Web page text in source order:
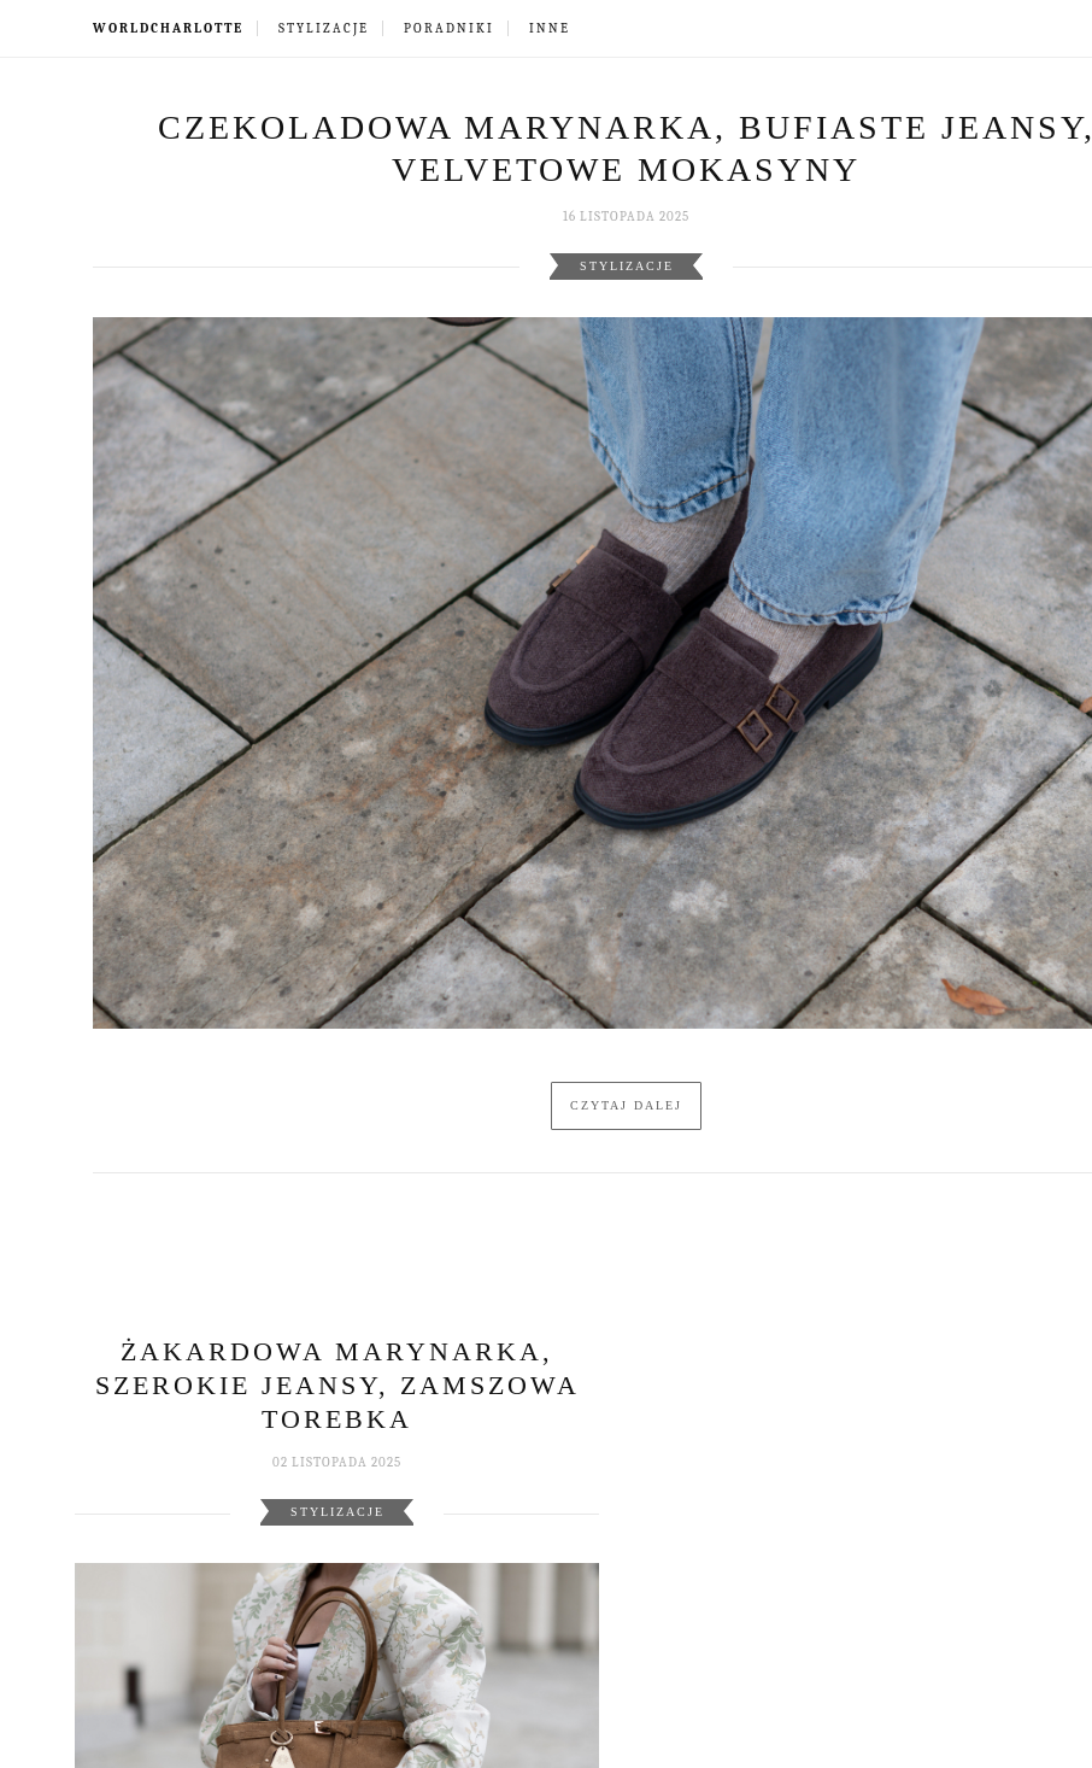
WORLDCHARLOTTE STYLIZACJE PORADNIKI INNE
CZEKOLADOWA MARYNARKA, BUFIASTE JEANSY,
VELVETOWE MOKASYNY
16 LISTOPADA 2025
STYLIZACJE
CZYTAJ DALEJ
ŻAKARDOWA MARYNARKA,
SZEROKIE JEANSY, ZAMSZOWA
TOREBKA
02 LISTOPADA 2025
STYLIZACJE